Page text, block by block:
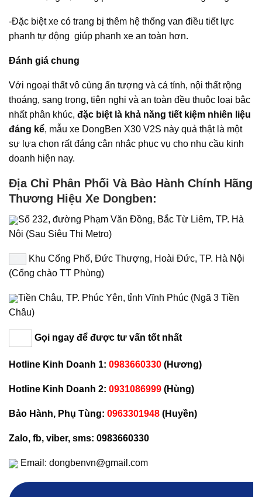
-Đặc biệt xe có trang bị thêm hệ thống van điều tiết lực
phanh tự động giúp phanh xe an toàn hơn.
Đánh giá chung
Với ngoại thất vô cùng ấn tượng và cá tính, nội thất rộng
thoáng, sang trọng, tiện nghi và an toàn đều thuộc loại bậc
nhất phân khúc, đặc biệt l à khả năng tiết kiệm nhiên liệu
đáng kể, mẫu xe DongBen X30 V2S này quả thật là một
sự lựa chọn rất đáng cân nhắc phục vụ cho nhu cầu kinh
doanh hiện nay.
Địa Chỉ Phân Phối Và Bảo Hành Chính Hãng
Thương Hiệu Xe Dongben:
Số 232, đường Phạm Văn Đồng, Bắc Từ Liêm, TP. Hà
Nội (Sau Siêu Thị Metro)
Khu Cống Phố, Đức Thượng, Hoài Đức, TP. Hà Nội
(Cổng chào TT Phùng)
Tiền Châu, TP. Phúc Yên, tỉnh Vĩnh Phúc (Ngã 3 Tiền
Châu)
Gọi ngay để được tư vấn tốt nhất
Hotline Kinh Doanh 1: 0983660330 (Hương)
Hotline Kinh Doanh 2: 0931086999 (Hùng)
Bảo Hành, Phụ Tùng: 0963301948 (Huyền)
Zalo, fb, viber, sms: 0983660330
Email: dongbenvn@gmail.com